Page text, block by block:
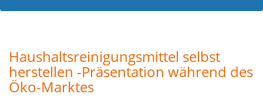
Haushaltsreinigungsmittel selbst
herstellen -Präsentation während des
Öko-Marktes